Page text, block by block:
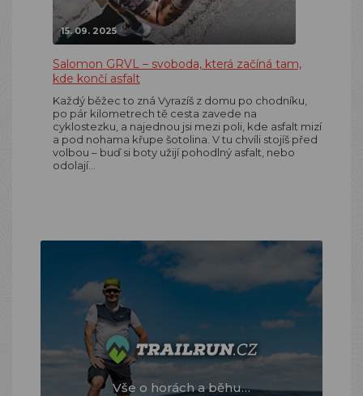
15. 09. 2025
Salomon GRVL – svoboda, která začíná tam,
kde končí asfalt
Každý běžec to zná Vyrazíš z domu po chodníku,
po pár kilometrech tě cesta zavede na
cyklostezku, a najednou jsi mezi poli, kde asfalt mizí
a pod nohama křupe šotolina. V tu chvíli stojíš před
volbou – buď si boty užijí pohodlný asfalt, nebo
odolají…
Vše o horách a běhu…